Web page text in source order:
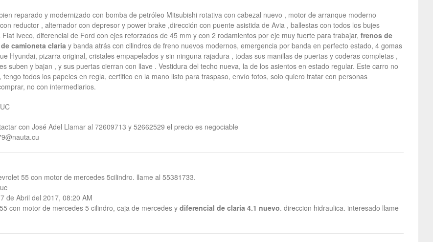
reparado y modernizado con bomba de petróleo Mitsubishi rotativa con cabezal nuevo , motor de arranque moderno
reductor , alternador con depresor y power brake ,dirección con puente asistida de Avia , ballestas con todos los bujes
Fiat Iveco, diferencial de Ford con ejes reforzados de 45 mm y con 2 rodamientos por eje muy fuerte para trabajar, frenos de
camioneta claria y banda atrás con cilindros de freno nuevos modernos, emergencia por banda en perfecto estado, 4 gomas
Hyundai, pizarra original, cristales empapelados y sin ninguna rajadura , todas sus manillas de puertas y coderas completas ,
suben y bajan , y sus puertas cierran con llave . Vestidura del techo nueva, la de los asientos en estado regular. Este carro no
tengo todos los papeles en regla, certifico en la mano listo para traspaso, envío fotos, solo quiero tratar con personas
no con intermediarios.
con José Adel Llamar al 72609713 y 52662529 el precio es negociable
55 con motor de mercedes 5cilindro. llame al 55381733.
de Abril del 2017, 08:20 AM
con motor de mercedes 5 cilindro, caja de mercedes y diferencial de claria 4.1 nuevo. direccion hidraulica. interesado llame